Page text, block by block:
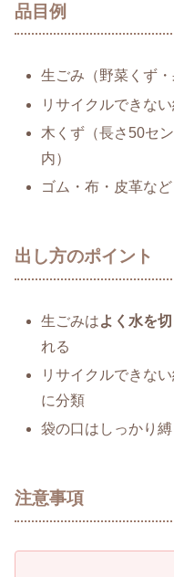
品目例
生ごみ（野菜くず
リサイクルできな
木くず（長さ50セ
内）
ゴム・布・皮革など
出し方のポイント
生ごみはよく水を
れる
リサイクルできな
に分類
袋の口はしっかり
注意事項